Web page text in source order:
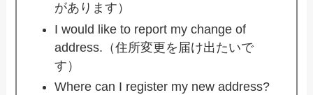
があります）
I would like to report my change of
address.（住所変更を届け出たいで
す）
Where can I register my new address?